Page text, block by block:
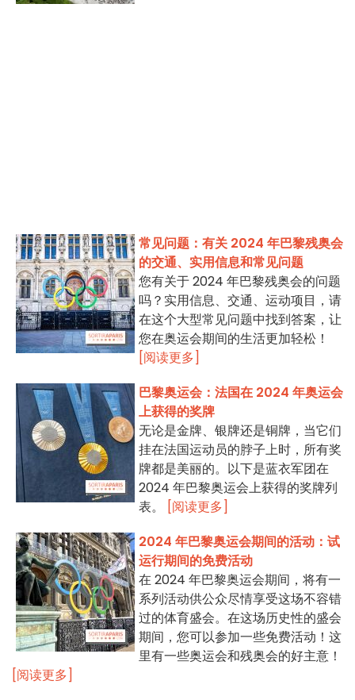
常见问题：有关 2024 年巴黎残奥会
的交通、实用信息和常见问题
您有关于 2024 年巴黎残奥会的问题
吗？实用信息、交通、运动项目，请
在这个大型常见问题中找到答案，让
您在奥运会期间的生活更加轻松！
[阅读更多]
巴黎奥运会：法国在 2024 年奥运会
上获得的奖牌
无论是金牌、银牌还是铜牌，当它们
挂在法国运动员的脖子上时，所有奖
牌都是美丽的。以下是蓝衣军团在
2024 年巴黎奥运会上获得的奖牌列
表。
[阅读更多]
2024 年巴黎奥运会期间的活动：试
运行期间的免费活动
在 2024 年巴黎奥运会期间，将有一
系列活动供公众尽情享受这场不容错
过的体育盛会。在这场历史性的盛会
期间，您可以参加一些免费活动！这
里有一些奥运会和残奥会的好主意！
[阅读更多]